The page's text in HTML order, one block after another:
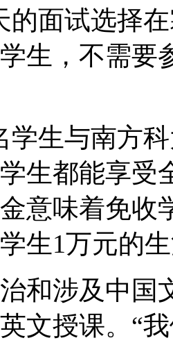
的面试选择
生，不需要
生与南方科
生都能享受
意味着免收
生1万元的
涉及中国
文授课。“